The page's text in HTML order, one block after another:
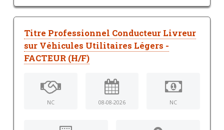
Titre Professionnel Conducteur Livreur
sur Véhicules Utilitaires Légers -
FACTEUR (H/F)
NC 08-08-2026 NC